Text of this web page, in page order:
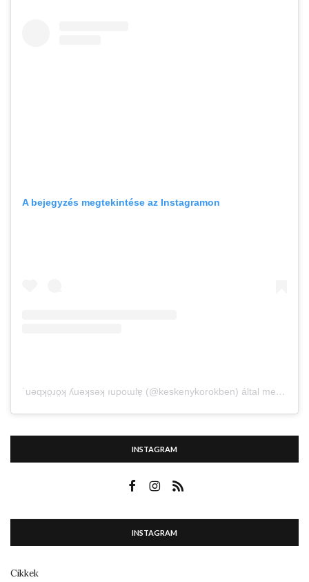
A bejegyzés megtekintése az Instagramon
˙uǝqʞo̤ɹo̤ʞ ʎuǝʞsǝʞ ıupoɯlɐ̗ (@keskenykorokben) által megosztott bejegyzés
INSTAGRAM
INSTAGRAM
Cikkek